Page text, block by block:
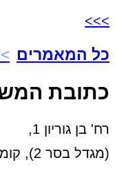
>>>
כל המאמרים
כתובת
רח' בן גוריון 1,
(מגדל בסר 2), קומה 19